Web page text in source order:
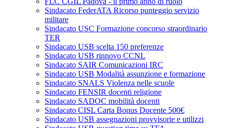
Sindacato FederATA Ricorso punteggio servizio
militare
Sindacato USC Formazione concorso straordinario
TER
Sindacato USB scelta 150 preferenze
Sindacato USB rinnovo CCNL
Sindacato SAIR Comunicazioni IRC
Sindacato USB Modalità assunzione e formazione
Sindacato SNALS Violenza nelle scuole
Sindacato FENSIR docenti religione
Sindacato SADOC mobilità docenti
Sindacato CISL Carta Bonus Docente 500€
Sindacato USB assegnazioni provvisorie e utilizzi